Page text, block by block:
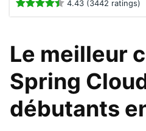
4.43 (3442 ratings)
Le meilleur
Spring
débutants